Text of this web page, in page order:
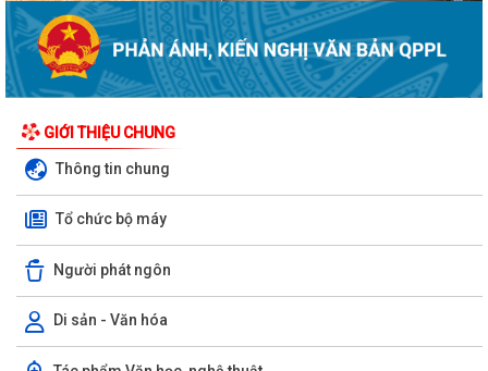
GIỚI THIỆU CHUNG
Thông tin chung
Tổ chức bộ máy
Người phát ngôn
Di sản - Văn hóa